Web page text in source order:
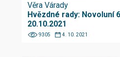
Věra Várady
Hvězdné rady: Novoluní
20.10.2021
9305 4. 10. 2021